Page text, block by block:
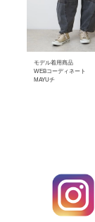
モデル着用商品
WEBコーディネート
MAYUチ